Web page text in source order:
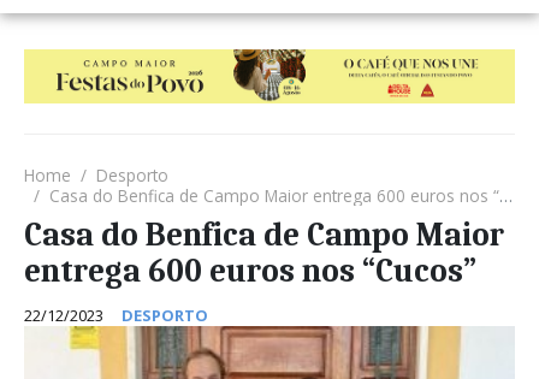
Home
Desporto
Casa do Benfica de Campo Maior entrega 600 euros nos “Cucos”
Casa do Benfica de Campo Maior
entrega 600 euros nos “Cucos”
22/12/2023 DESPORTO